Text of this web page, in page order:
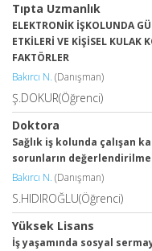
Tıpta Uzmanlık
ELEKTRONİK İŞKOLUNDA
ETKİLERİ VE KİŞİSEL KULAK
FAKTÖRLER
Bakırcı N. (Danışman)
Ş.DOKUR(Öğrenci)
Doktora
Sağlık iş kolunda çalışan
sorunların
Bakırcı N. (Danışman)
S.HIDIROĞLU(Öğrenci)
Yüksek Lisans
İş yaşamında sosyal